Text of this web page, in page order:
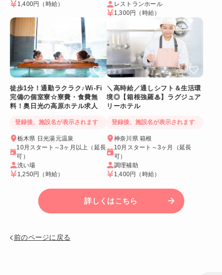
1,400円
（時給）
レストランホール
1,300円
（時給）
徒歩1分！通勤ラクラク♪Wi-Fi
完備の個室寮☆寮費・食費無
料！奥日光の高原ホテル求人
登録後、施設名が表示されます
栃木県 日光湯元温泉
10月スタート～3ヶ月以上（延長
可）
洗い場
1,250円 （時給）
＼高時給／通しシフト＆生活環
境◎【箱根強羅♨】ラグジュア
リーホテル
登録後、施設名が表示されます
神奈川県 箱根
10月スタート～3ヶ月（延長
可）
調理補助
1,400円 （時給）
詳しくはこちら
前のページに戻る